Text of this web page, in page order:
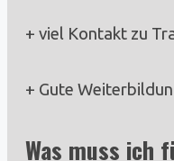
+ viel Kontakt zu
+ Gute
Was muss ich